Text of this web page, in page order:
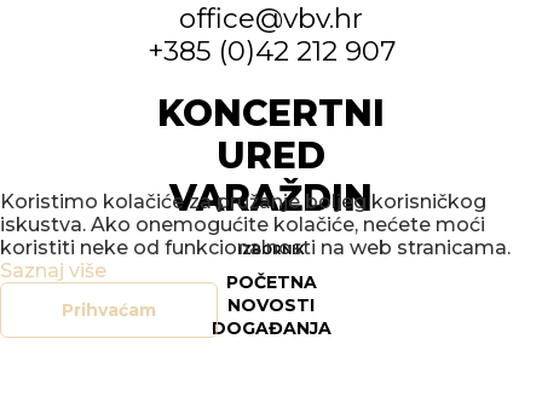
office@vbv.hr
+385 (0)42 212 907
KONCERTNI
URED
VARAŽDIN
IZBORNIK
POČETNA
NOVOSTI
DOGAĐANJA
Koristimo kolačiće za pružanje boljeg korisničkog
iskustva. Ako onemogućite kolačiće, nećete moći
koristiti neke od funkcionalnosti na web stranicama.
Saznaj više
Prihvaćam